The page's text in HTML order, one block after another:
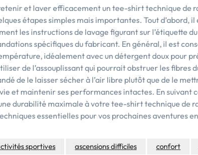
et laver efficacement un tee-shirt technique de
étapes simples mais importantes. Tout d’abord,
les instructions de lavage figurant sur l’étiquette
spécifiques du fabricant. En général, il est
idéalement avec un détergent doux pour
de l’assouplissant qui pourrait obstruer les fibres
de le laisser sécher à l’air libre plutôt que de le
et maintenir ses performances intactes. En suivant
durabilité maximale à votre tee-shirt technique de
essentielles pour vos prochaines aventures
sportives ascensions difficiles confort